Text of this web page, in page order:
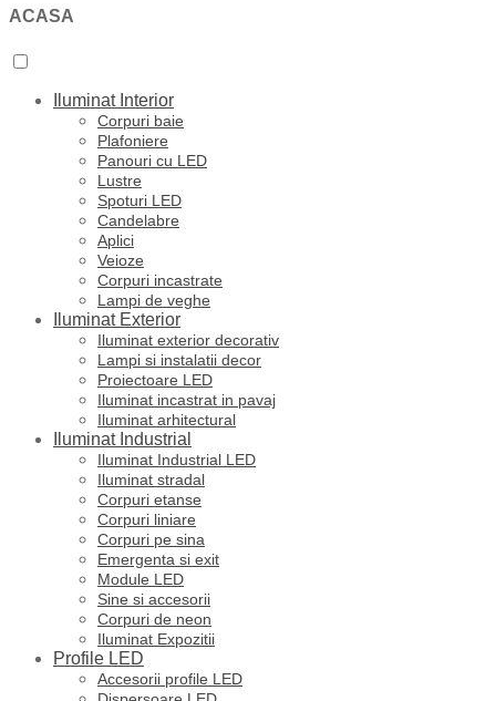
ACASA
Iluminat Interior
Corpuri baie
Plafoniere
Panouri cu LED
Lustre
Spoturi LED
Candelabre
Aplici
Veioze
Corpuri incastrate
Lampi de veghe
Iluminat Exterior
Iluminat exterior decorativ
Lampi si instalatii decor
Proiectoare LED
Iluminat incastrat in pavaj
Iluminat arhitectural
Iluminat Industrial
Iluminat Industrial LED
Iluminat stradal
Corpuri etanse
Corpuri liniare
Corpuri pe sina
Emergenta si exit
Module LED
Sine si accesorii
Corpuri de neon
Iluminat Expozitii
Profile LED
Accesorii profile LED